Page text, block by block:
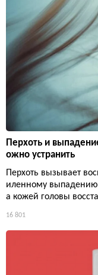
Перхоть и
ожно устранить
Перхоть вызывает
иленному выпадению
а кожей головы
16 801